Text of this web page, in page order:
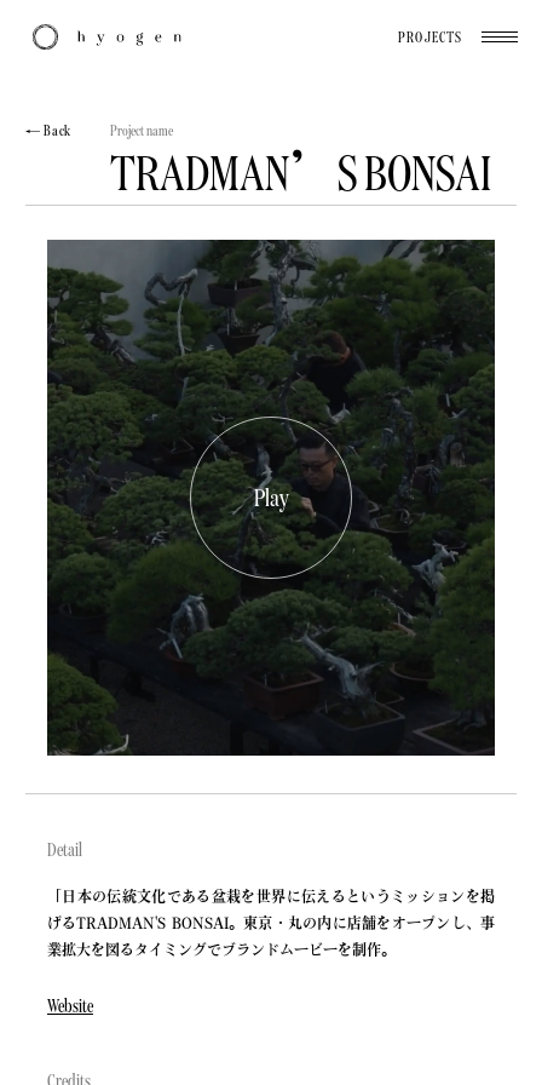
PROJECTS
© hyogen All Rights Reserved.
Back Project name
TRADMAN’S BONSAI
Play
Detail
「日本の伝統文化である盆栽を世界に伝えるというミッションを掲
げるTRADMAN'S BONSAI。東京・丸の内に店舗をオープンし、事
業拡大を図るタイミングでブランドムービーを制作。
Website